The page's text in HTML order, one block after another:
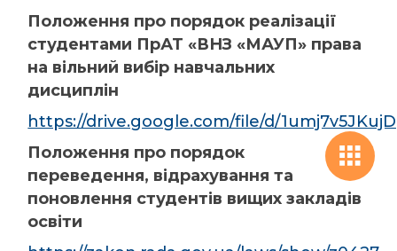
Положення про порядок реалізації
студентами ПрАТ «ВНЗ «МАУП» права
на вільний вибір навчальних
дисциплін
https://drive.google.com/file/d/
Положення про порядок
переведення, відрахування та
поновлення студентів вищих закладів
освіти